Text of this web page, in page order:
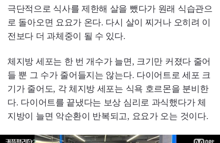
극단적으로 식사를 제한해 살을 뺐다가 원래 식습관으
로 돌아오면 요요가 온다. 다시 살이 찌거나 오히려 이
전보다 더 과체중이 될 수 있다.
체지방 세포는 한 번 개수가 늘면, 크기만 커졌다 줄어
들 뿐 그 수가 줄어들지는 않는다. 다이어트로 세포 크
기가 줄어도, 각 체지방 세포는 식욕 호르몬을 분비한
다. 다이어트를 끝냈다는 보상 심리로 과식했다가 체
지방이 늘면 악순환이 반복되고, 요요가 오는 것이다.